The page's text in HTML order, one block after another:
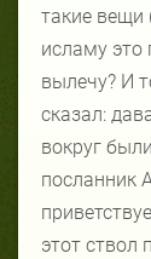
такие вещи
исламу это
вылечу? И
сказал:
вокруг
посланник
этот ствол